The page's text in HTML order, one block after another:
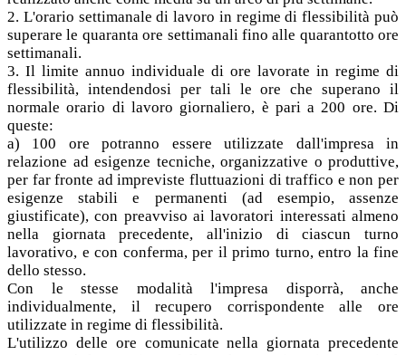
2. L'orario settimanale di lavoro in regime di flessibilità può
superare le quaranta ore settimanali fino alle quarantotto ore
settimanali.
3. Il limite annuo individuale di ore lavorate in regime di
flessibilità, intendendosi per tali le ore che superano il
normale orario di lavoro giornaliero, è pari a 200 ore. Di
queste:
a) 100 ore potranno essere utilizzate dall'impresa in
relazione ad esigenze tecniche, organizzative o produttive,
per far fronte ad impreviste fluttuazioni di traffico e non per
esigenze stabili e permanenti (ad esempio, assenze
giustificate), con preavviso ai lavoratori interessati almeno
nella giornata precedente, all'inizio di ciascun turno
lavorativo, e con conferma, per il primo turno, entro la fine
dello stesso.
Con le stesse modalità l'impresa disporrà, anche
individualmente, il recupero corrispondente alle ore
utilizzate in regime di flessibilità.
L'utilizzo delle ore comunicate nella giornata precedente